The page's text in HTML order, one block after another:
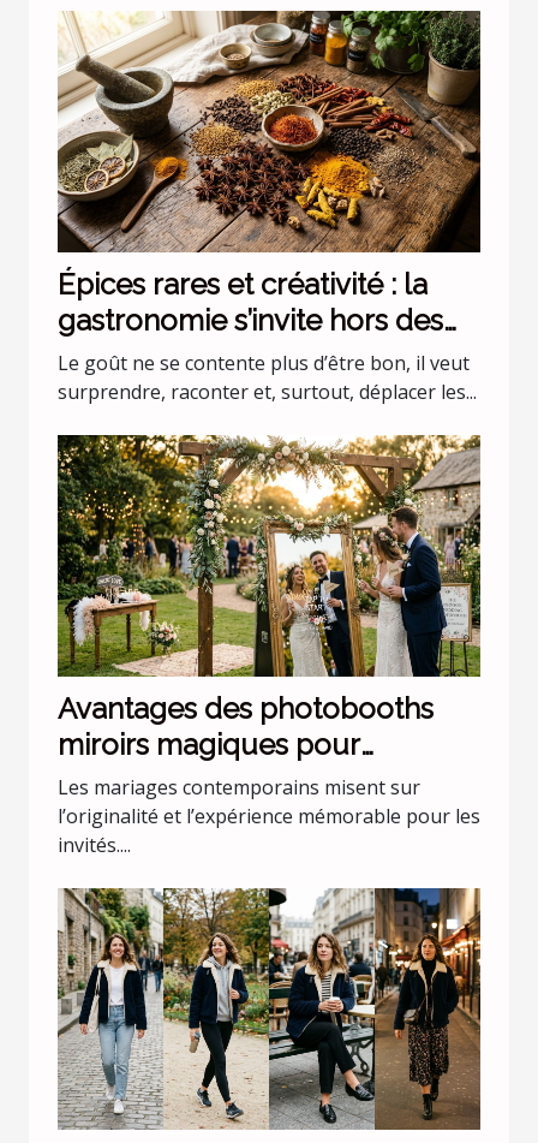
Épices rares et créativité : la
gastronomie s’invite hors des
codes
Le goût ne se contente plus d’être bon, il veut
surprendre, raconter et, surtout, déplacer les...
Avantages des photobooths
miroirs magiques pour
mariages uniques
Les mariages contemporains misent sur
l’originalité et l’expérience mémorable pour les
invités....